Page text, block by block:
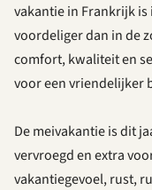
vakantie in Frankrijk
voordeliger dan in de
comfort, kwaliteit en
voor een vriendelijker
De meivakantie is dit
vervroegd en extra
vakantiegevoel, rust,